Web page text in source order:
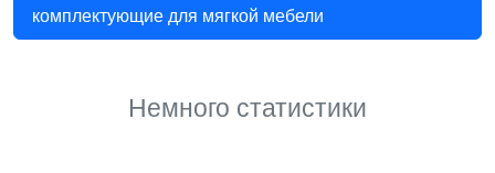
комплектующие для мягкой мебели
Немного статистики